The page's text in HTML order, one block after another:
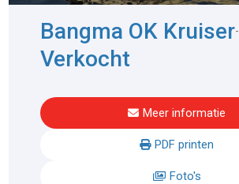
Bangma OK Kruiser-
Verkocht
Meer informatie
PDF printen
Foto's